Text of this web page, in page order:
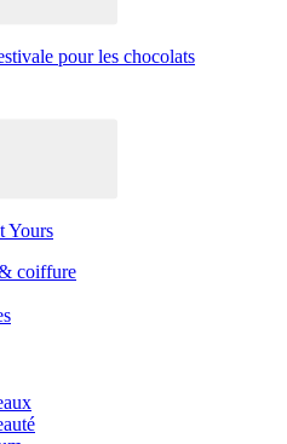
pour les chocolats
Yours
coiffure